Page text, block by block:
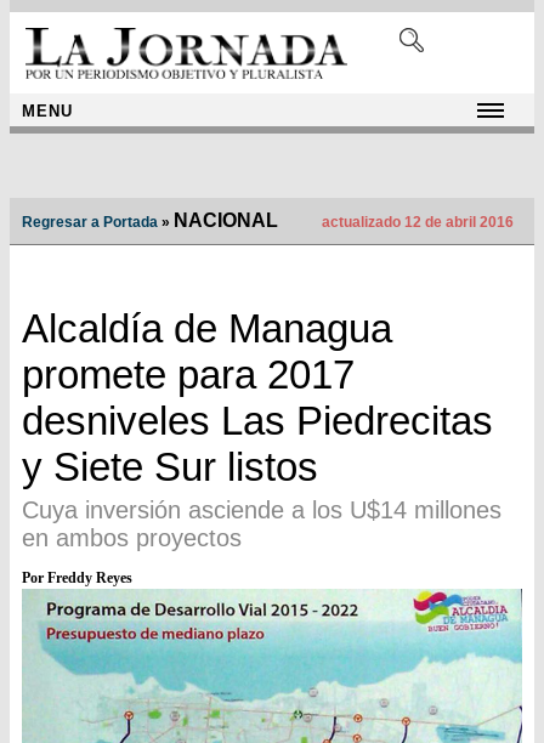
MENU
Regresar a Portada » NACIONAL actualizado 12 de abril 2016
Alcaldía de Managua
promete para 2017
desniveles Las Piedrecitas
y Siete Sur listos
Cuya inversión asciende a los U$14 millones
en ambos proyectos
Por Freddy Reyes